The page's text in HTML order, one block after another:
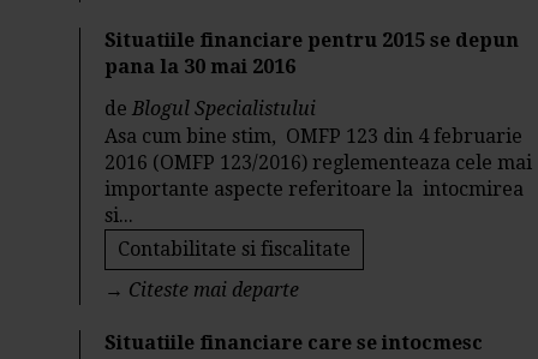
Situatiile financiare pentru 2015 se depun
pana la 30 mai 2016
deBlogul Specialistului
Asa cum bine stim, OMFP 123 din 4 februarie
2016 (OMFP 123/2016) reglementeaza cele mai
importante aspecte referitoare la intocmirea
si...
Contabilitate si fiscalitate
→ Citeste mai departe
Situatiile financiare care se intocmesc